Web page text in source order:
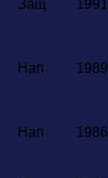
Защ 1991
Нап 1989
Нап 1986